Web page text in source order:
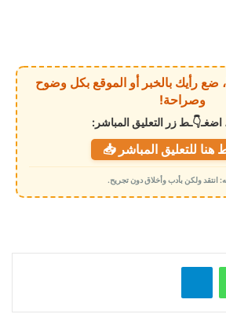
يهمنا، ضع رأيك بالخبر أو الموقع بكل وضوح
وصراحة!
اضغـ👇ـط زر التعليق المباشر:
هنا للتعليق المباشر 📥
انتقد ولكن بأدب وأخلاق دون تجريح.
واتساب